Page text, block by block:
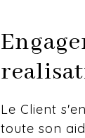
Le Client
toute son